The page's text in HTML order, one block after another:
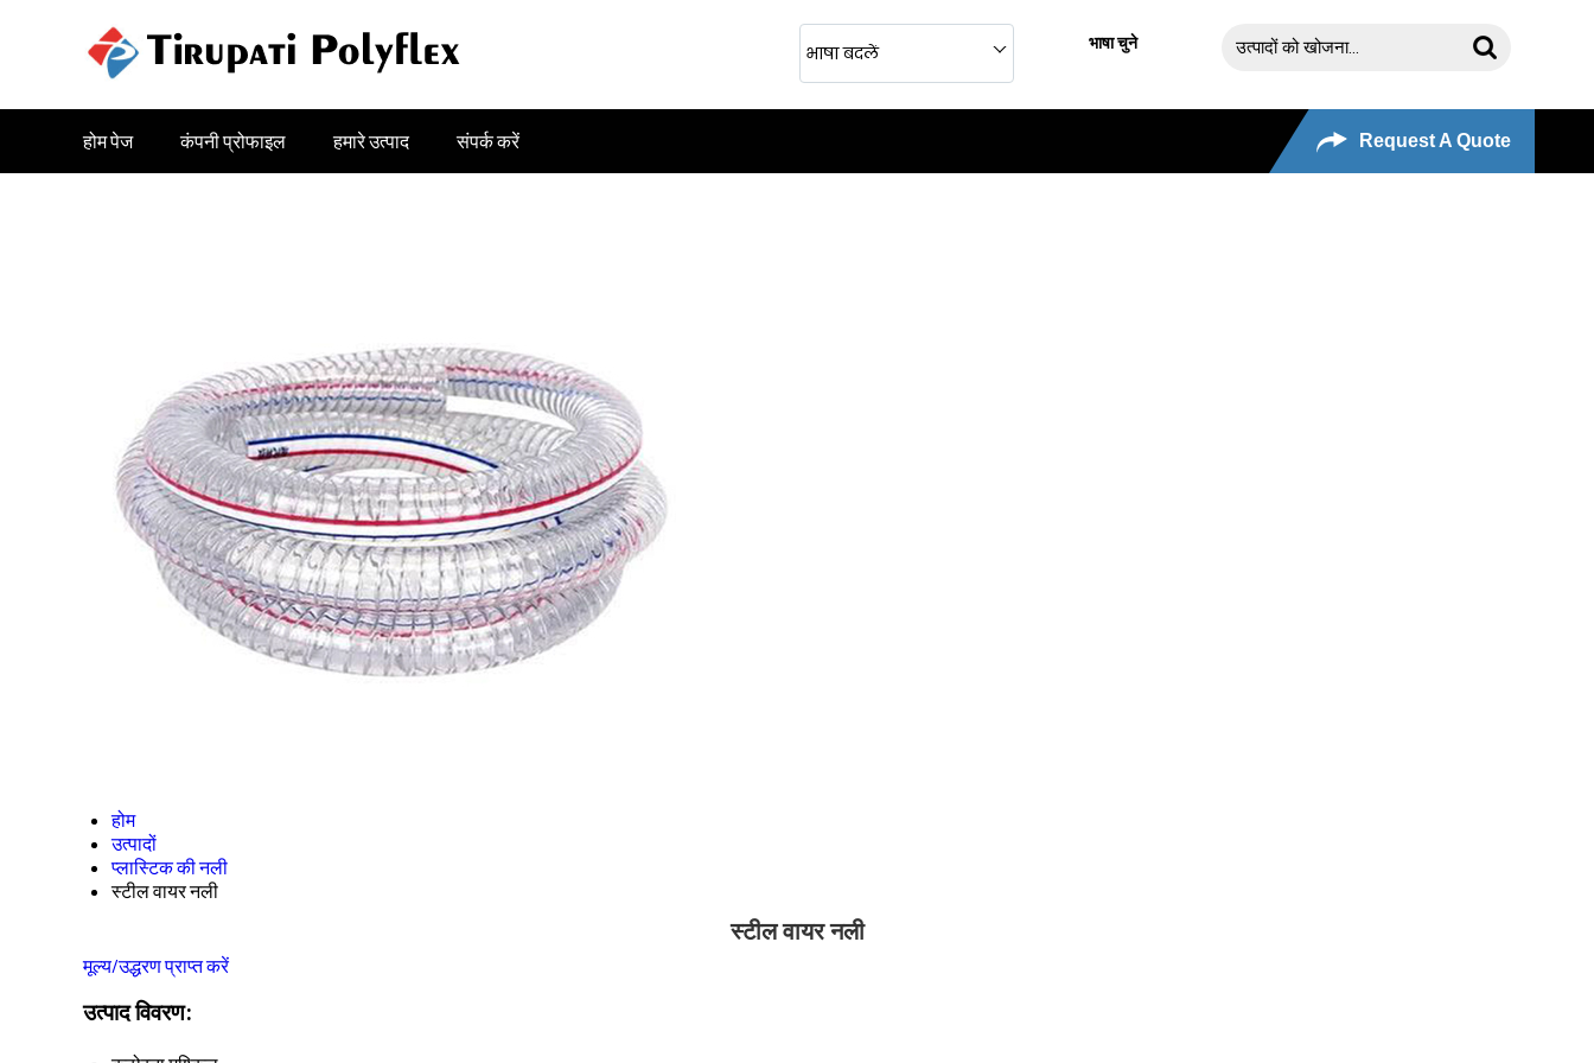
भाषा बदलें भाषा चुने
होम पेज कंपनी प्रोफाइल हमारे उत्पाद संपर्क करें Request A Quote
होम
उत्पादों
प्लास्टिक की नली
स्टील वायर नली
स्टील वायर नली
मूल्य/उद्धरण प्राप्त करें
उत्पाद विवरण: